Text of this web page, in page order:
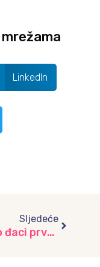
LinkedIn
Sljedeće
Sretno đaci prvaci